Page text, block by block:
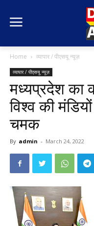
Home व्यापार / पीएसयू न्यूज़
व्यापार / पीएसयू न्यूज़
मध्यप्रदेश
विश्व की
चमक
By admin - March 24, 2022